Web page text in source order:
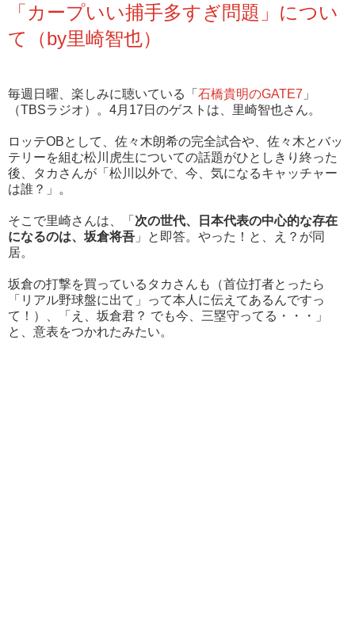
「カープいい捕手多すぎ問題」につい
て（by里崎智也）
毎週日曜、楽しみに聴いている「 石橋貴明のGATE7 」
（TBSラジオ）。4月17日のゲストは、里崎智也さん。
ロッテOBとして、佐々木朗希の完全試合や、佐々木とバッ
テリーを組む松川虎生についての話題がひとしきり終った
後、タカさんが「松川以外で、今、気になるキャッチャー
は誰？」。
そこで里崎さんは、「 次の世代、日本代表の中心的な存在
になるのは、坂倉将吾 」と即答。やった！と、え？が同
居。
坂倉の打撃を買っているタカさんも（首位打者とったら
「リアル野球盤に出て」って本人に伝えてあるんですっ
て！）、「え、坂倉君？ でも今、三塁守ってる・・・」
と、意表をつかれたみたい。